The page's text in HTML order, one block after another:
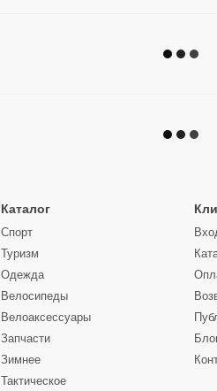
Каталог
Спорт
Туризм
Одежда
Велосипеды
Велоаксессуары
Запчасти
Зимнее
Тактическое